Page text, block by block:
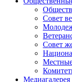
Совет
Совет
Местные
Медиагалерея